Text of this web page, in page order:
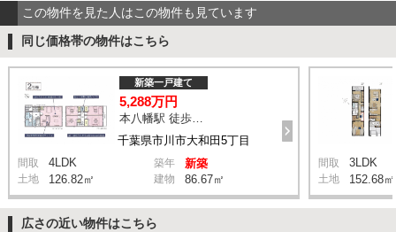
この物件を見た人はこの物件も見ています
同じ価格帯の物件はこちら
千葉県市川市大和田5丁目
新築一戸建て
5,288万円
間取 4LDK 築年 新築
土地 126.82㎡ 建物 86.67㎡
間取 3LDK
土地 152.68㎡
広さの近い物件はこちら